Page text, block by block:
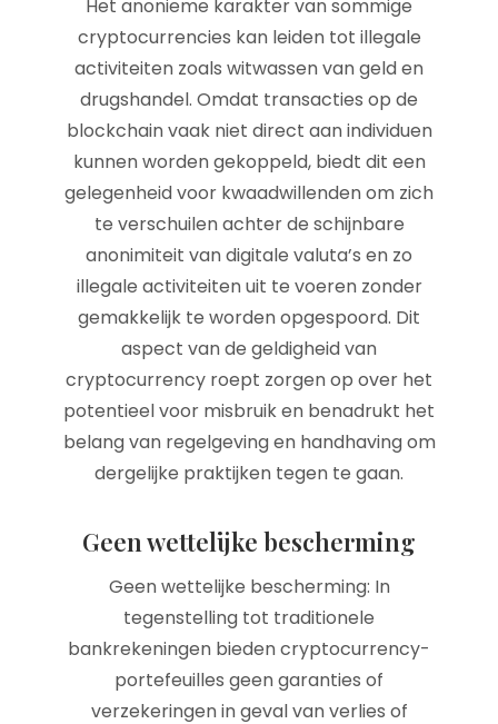
Het anonieme karakter van sommige
cryptocurrencies kan leiden tot illegale
activiteiten zoals witwassen van geld en
drugshandel. Omdat transacties op de
blockchain vaak niet direct aan individuen
kunnen worden gekoppeld, biedt dit een
gelegenheid voor kwaadwillenden om zich
te verschuilen achter de schijnbare
anonimiteit van digitale valuta’s en zo
illegale activiteiten uit te voeren zonder
gemakkelijk te worden opgespoord. Dit
aspect van de geldigheid van
cryptocurrency roept zorgen op over het
potentieel voor misbruik en benadrukt het
belang van regelgeving en handhaving om
dergelijke praktijken tegen te gaan.
Geen wettelijke bescherming
Geen wettelijke bescherming: In
tegenstelling tot traditionele
bankrekeningen bieden cryptocurrency-
portefeuilles geen garanties of
verzekeringen in geval van verlies of